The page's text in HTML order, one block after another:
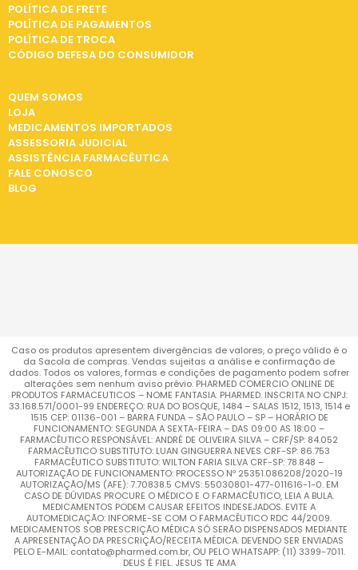
POLÍTICA DE FRETE
POLÍTICA DE PAGAMENTOS
POLÍTICA DE TROCA
CÓDIGO DEFESA DO CONSUMIDOR
QUEM SOMOS
LOJA
MEDICAMENTOS IMPORTADOS
ASSESSORIA JUDICIAL
ASSISTÊNCIA FARMACÊUTICA
FALE CONOSCO
BLOG
Caso os produtos apresentem divergências de valores, o preço válido é o
da Sacola de compras. Vendas sujeitas a análise e confirmação de
dados. Todos os valores, formas e condições de pagamento podem sofrer
alterações sem nenhum aviso prévio. PHARMED COMERCIO ONLINE DE
PRODUTOS FARMACEUTICOS – NOME FANTASIA: PHARMED. INSCRITA NO CNPJ:
33.168.571/0001-99 ENDEREÇO: RUA DO BOSQUE, 1484 – SALAS 1512, 1513, 1514 e
1515 CEP: 01136-001 – BARRA FUNDA – SÃO PAULO – SP – HORÁRIO DE
FUNCIONAMENTO: SEGUNDA A SEXTA-FEIRA – DAS 09:00 AS 18:00 –
FARMACÊUTICO RESPONSÁVEL: ANDRÉ DE OLIVEIRA SILVA – CRF/SP: 84.052
FARMACÊUTICO SUBSTITUTO: LUAN GINGUERRA NEVES CRF-SP: 86.753
FARMACÊUTICO SUBSTITUTO: WILTON FARIA SILVA CRF-SP: 78.848 –
AUTORIZAÇÃO DE FUNCIONAMENTO: PROCESSO Nº 25351.086208/2020-19
AUTORIZAÇÃO/MS (AFE): 7.70838.5 CMVS: 55030801-477-011616-1-0. EM
CASO DE DÚVIDAS PROCURE O MÉDICO E O FARMACÊUTICO, LEIA A BULA.
MEDICAMENTOS PODEM CAUSAR EFEITOS INDESEJADOS. EVITE A
AUTOMEDICAÇÃO: INFORME-SE COM O FARMACÊUTICO RDC 44/2009.
MEDICAMENTOS SOB PRESCRIÇÃO MÉDICA SÓ SERÃO DISPENSADOS MEDIANTE
A APRESENTAÇÃO DA PRESCRIÇÃO/RECEITA MÉDICA. DEVENDO SER ENVIADAS
PELO E-MAIL: contato@pharmed.com.br, OU PELO WHATSAPP: (11) 3399-7011.
DEUS É FIEL. JESUS TE AMA